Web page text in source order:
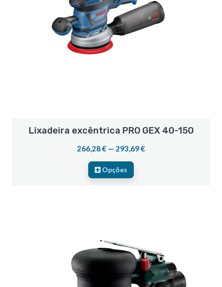
Lixadeira excêntrica PRO GEX 40-150
266,28 € — 293,69 €
Opções